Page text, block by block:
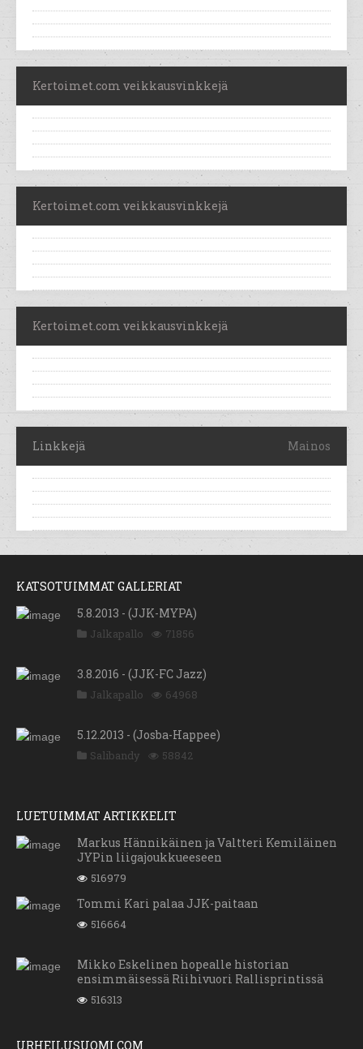
Kertoimet.com veikkausvinkkejä
Kertoimet.com veikkausvinkkejä
Kertoimet.com veikkausvinkkejä
Linkkejä Mainos
KATSOTUIMMAT GALLERIAT
5.8.2013 - (JJK-MYPA)
Jalkapallo 71856
3.8.2016 - (JJK-FC Jazz)
Jalkapallo 64968
5.12.2013 - (Josba-Happee)
Salibandy 58842
LUETUIMMAT ARTIKKELIT
Markus Hännikäinen ja Valtteri Kemiläinen
JYPin liigajoukkueeseen
516979
Tommi Kari palaa JJK-paitaan
516664
Mikko Eskelinen hopealle historian
ensimmäisessä Riihivuori Rallisprintissä
516313
URHEILUSUOMI.COM